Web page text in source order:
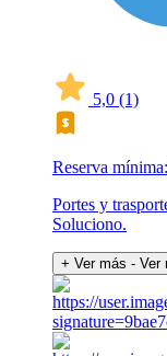
5,0 (1)
Reserva
Portes y
Soluciono.
+ Ver más - Ver